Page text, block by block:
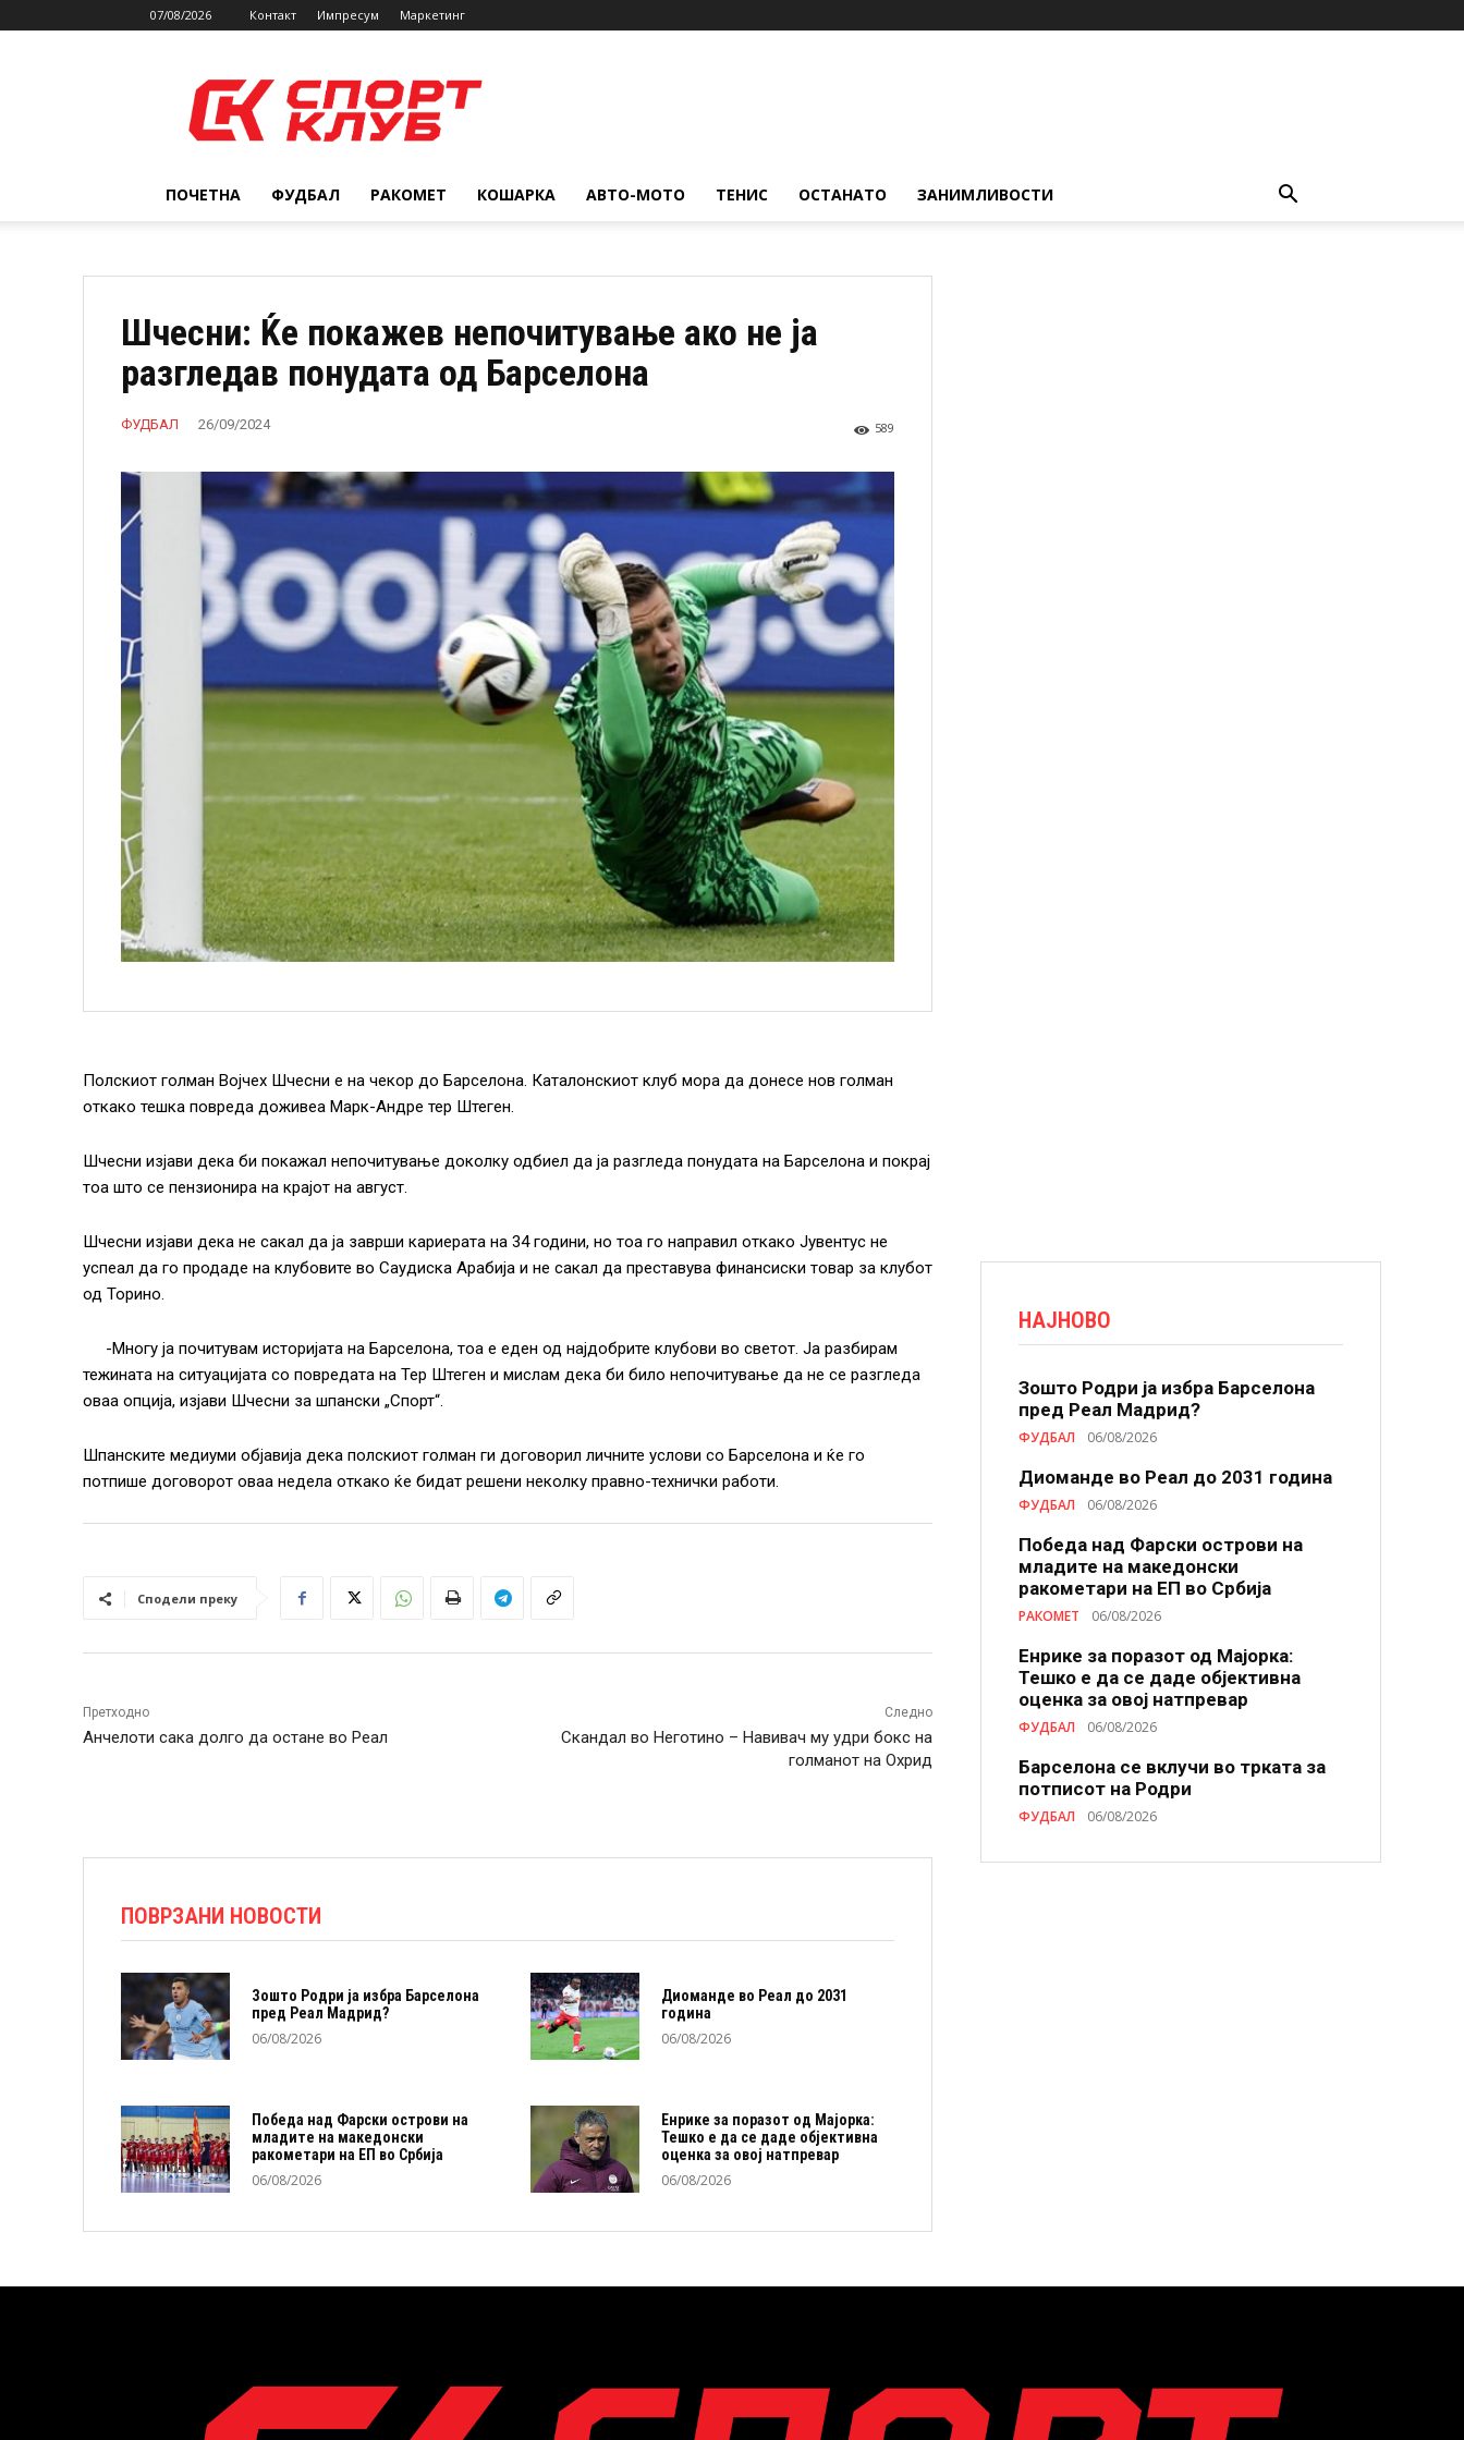
07/08/2026 Контакт Импресум Маркетинг
ПОЧЕТНА ФУДБАЛ РАКОМЕТ КОШАРКА АВТО-МОТО ТЕНИС ОСТАНАТО ЗАНИМЛИВОСТИ
Шчесни: Ќе покажев непочитување ако не ја
разгледав понудата од Барселона
ФУДБАЛ 26/09/2024 589
Полскиот голман Војчех Шчесни e на чекор до Барселона. Каталонскиот клуб мора да донесе нов голман
откако тешка повреда доживеа Марк-Андре тер Штеген.
Шчесни изјави дека би покажал непочитување доколку одбиел да ја разгледа понудата на Барселона и покрај
тоа што се пензионира на крајот на август.
Шчесни изјави дека не сакал да ја заврши кариерата на 34 години, но тоа го направил откако Јувентус не
успеал да го продаде на клубовите во Саудиска Арабија и не сакал да преставува финансиски товар за клубот
од Торино.
-Многу ја почитувам историјата на Барселона, тоа е еден од најдобрите клубови во светот. Ја разбирам
тежината на ситуацијата со повредата на Тер Штеген и мислам дека би било непочитување да не се разгледа
оваа опција, изјави Шчесни за шпански „Спорт“.
Шпанските медиуми објавија дека полскиот голман ги договорил личните услови со Барселона и ќе го
потпише договорот оваа недела откако ќе бидат решени неколку правно-технички работи.
Сподели преку
Претходно
Анчелоти сака долго да остане во Реал
Следно
Скандал во Неготино – Навивач му удри бокс на
голманот на Охрид
ПОВРЗАНИ НОВОСТИ
Зошто Родри ја избра Барселона
пред Реал Мадрид?
06/08/2026
Диоманде во Реал до 2031
година
06/08/2026
Победа над Фарски острови на
младите на македонски
ракометари на ЕП во Србија
06/08/2026
Енрике за поразот од Мајорка:
Тешко е да се даде објективна
оценка за овој натпревар
06/08/2026
НАЈНОВО
Зошто Родри ја избра Барселона
пред Реал Мадрид?
ФУДБАЛ 06/08/2026
Диоманде во Реал до 2031 година
ФУДБАЛ 06/08/2026
Победа над Фарски острови на
младите на македонски
ракометари на ЕП во Србија
РАКОМЕТ 06/08/2026
Енрике за поразот од Мајорка:
Тешко е да се даде објективна
оценка за овој натпревар
ФУДБАЛ 06/08/2026
Барселона се вклучи во трката за
потписот на Родри
ФУДБАЛ 06/08/2026